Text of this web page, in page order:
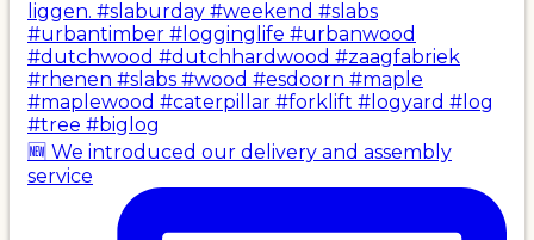
🆕 We introduced our delivery and assembly
service